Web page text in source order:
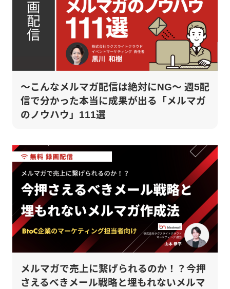
～こんなメルマガ配信は絶対にNG～ 週5配
信で分かった本当に成果が出る「メルマガ
のノウハウ」111選
メルマガで売上に繋げられるのか！？今押
さえるべきメール戦略と埋もれないメルマ